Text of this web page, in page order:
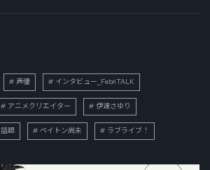
声優 インタビュー_FebriTALK
アニメクリエイター 伊達さゆり
話題 ペイトン尚未 ラブライブ！